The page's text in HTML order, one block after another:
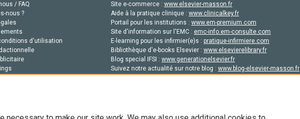
/ FAQ
nous ?
d'utilisation
Site e-commerce : www.elsevier-masson.fr
Aide à la pratique clinique : www.clinicalkey.fr
Portail pour les institutions : www.em-premium.com
Site d'information sur l'EMC : emc-info.em-consulte.com
E-learning pour les infirmier(e)s : pratique-infirmiere.com
Bibliothèque d'e-books Elsevier : www.elsevierelibrary.fr
Blog special IFSI : www.generationelsevier.fr
Suivez notre actualité sur notre blog : www.blog-elsevier-masson.fr